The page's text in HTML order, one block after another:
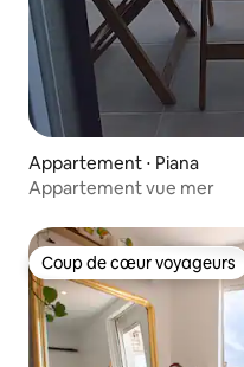
Appartement ⋅ Piana
Appartement vue mer
Coup de cœur voyageurs
Coup de cœur voyageurs